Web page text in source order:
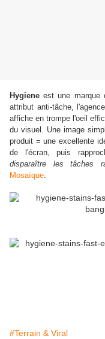
Hygiene est une marque
attribut anti-tâche, l'agence
affiche en trompe l'oeil
du visuel. Une image
produit = une excellente
de l'écran, puis
disparaître les tâches
Mosaïque.
#Terrain & Viral